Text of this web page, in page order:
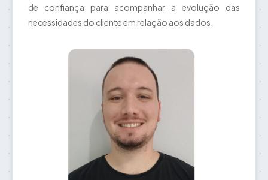
de confiança para acompanhar a evolução das
necessidades do cliente em relação aos dados.